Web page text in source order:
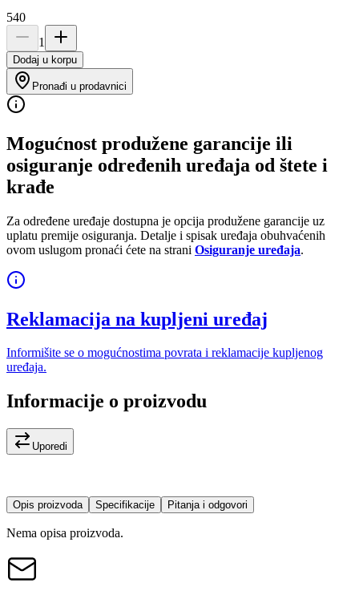
540
1
Dodaj u korpu
Pronađi u prodavnici
Mogućnost produžene garancije ili
osiguranje određenih uređaja od štete i
krađe
Za određene uređaje dostupna je opcija produžene garancije uz
uplatu premije osiguranja. Detalje i spisak uređaja obuhvaćenih
ovom uslugom pronaći ćete na strani Osiguranje uređaja.
Reklamacija na kupljeni uređaj
Informišite se o mogućnostima povrata i reklamacije kupljenog
uređaja.
Informacije o proizvodu
Uporedi
Opis proizvoda Specifikacije Pitanja i odgovori
Nema opisa proizvoda.